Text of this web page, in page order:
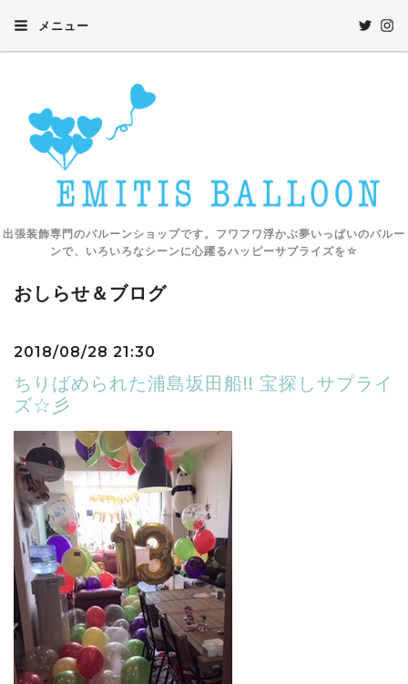
メニュー
出張装飾専門のバルーンショップです。フワフワ浮かぶ夢いっぱいのバルー
ンで、いろいろなシーンに心躍るハッピーサプライズを☆
おしらせ＆ブログ
2018/08/28 21:30
ちりばめられた浦島坂田船!! 宝探しサプライ
ズ☆彡